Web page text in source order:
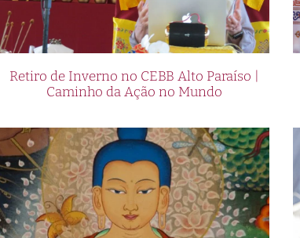
Retiro de Inverno no CEBB Alto Paraíso |
Caminho da Ação no Mundo